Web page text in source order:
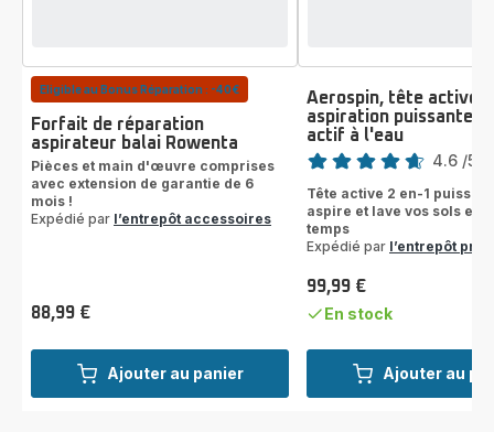
Ajouter au panier
Eligible au Bonus Réparation : -40€
Forfait de réparation
aspirateur balai Rowenta
Pièces et main d'œuvre comprises
avec extension de garantie de 6
mois !
Expédié par l’entrepôt accessoires
Prix
88,99 €
Ajouter au
Aerospin, tête active
aspiration puissante
actif à l'eau
Note
4.6 /5
Tête active 2 en-1
aspire et lave vos sols en
temps
Expédié par l’entrepôt
Prix
99,99 €
En stock